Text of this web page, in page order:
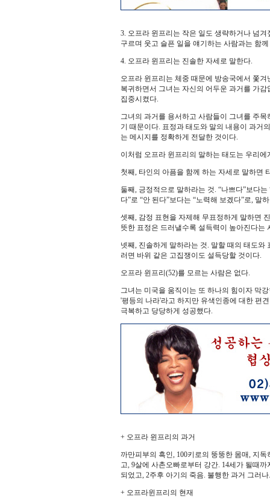
3. 오프라 윈프리는 작은 일도 생략하거나 넘
구르며 웃고 슬픈 일을 얘기하는 사람과는 함
4. 오프라 윈프리는 진솔한 자세로 말한다.
오프라 윈프리는 체중 때문에 방송국에서 쫓
복귀하면서 그녀는 자신의 어두운 과거를 가
집중시켰다.
그녀의 과거를 용서하고 사람들이 그녀를 주
기 때문이다. 표정과 태도와 말의 내용이 과거
는 메시지를 정확하게 전달한 것이다.
이처럼 오프라 윈프리의 말하는 태도는 우리에
첫째, 타인의 아픔을 함께 하는 자세로 말하면
둘째, 긍정적으로 말하라는 것. “나쁘다”보다
다”로 “안 된다”보다는 “노력해 보겠다”로, 말
셋째, 감정 표현을 자제해 무표정하게 말하면
뜻한 표정은 드러낼수록 설득력이 높아진다는
넷째, 진솔하게 말하라는 것. 말할 때의 태도
러면 바위 같은 고집쟁이도 설득당할 것이다.
오프라 윈프리(52)를 모르는 사람은 없다.
그녀는 미국을 움직이는 또 하나의 힘이자 막
'평등의 나라'라고 하지만 유색인종에 대한 편
극복하고 당당하게 성공했다.
+ 오프라 윈프리의 과거
까만피부의 흑인, 100키로의 뚱뚱한 몸매, 지
고, 9살에 사촌오빠로부터 강간. 14세가 될때
되었고, 2주후 아기의 죽음. 불행한 과거 그러나
+ 오프라윈프리의 현재